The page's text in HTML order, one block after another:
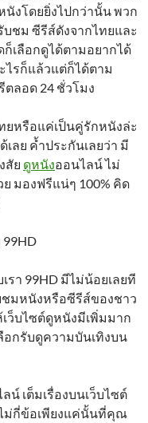
นังโดยยิ่งไปกว่านั้น พวก
ชม ซีรีส์ดังจากไทยและ
เลือกดูได้ตามอยากได้
รก็แล้วแต่ก็ได้ตาม
ตลอด 24 ชั่วโมง
ยหรือแค่เป็นคู่รักหนังล่ะ
ลย ค้ำประกันเลยว่า มี
สัย ดูหนังออนไลน์ ไม่
มองฟรีแน่ๆ 100% คิด
า 99HD มีไม่น้อยเลยที
ชมหนังหรือซีรีส์ของชาว
ว็บไซต์ดูหนังมีเพิ่มมาก
อกรับดูความบันเทิงบน
เต็มเรื่องบนเว็บไซต์
ม่กี่ข้อเพียงแค่นั้นที่คุณ